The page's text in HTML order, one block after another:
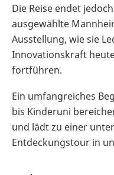
Die Reise endet
ausgewählte
Ausstellung, wie sie
Innovationskraft
fortführen.
Ein umfangreiches
bis Kinderuni
und lädt zu einer
Entdeckungstour in